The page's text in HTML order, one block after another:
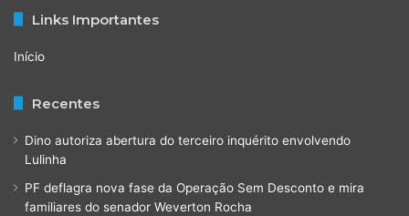
Links Importantes
Início
Recentes
Dino autoriza abertura do terceiro inquérito envolvendo
Lulinha
PF deflagra nova fase da Operação Sem Desconto e mira
familiares do senador Weverton Rocha